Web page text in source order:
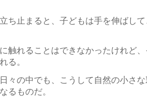
ち止まると、子どもは手を伸ばし
触れることはできなかったけれど
る。
々の中でも、こうして自然の小さ
るものだ。